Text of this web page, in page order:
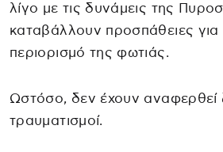
λίγο με τις δυνάμεις της
καταβάλλουν προσπάθειες
περιορισμό της φωτιάς.
Ωστόσο, δεν έχουν αναφερθεί
τραυματισμοί.